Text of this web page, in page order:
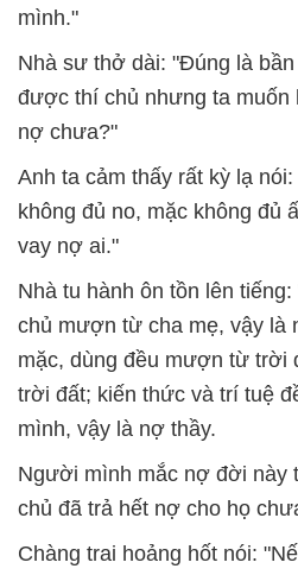
mình."
Nhà sư thở dài: "Đúng là
được thí chủ nhưng ta muốn
nợ chưa?"
Anh ta cảm thấy rất kỳ lạ
không đủ no, mặc không đủ
vay nợ ai."
Nhà tu hành ôn tồn lên
chủ mượn từ cha mẹ, vậy là
mặc, dùng đều mượn từ trời
trời đất; kiến thức và trí tuệ
mình, vậy là nợ thầy.
Người mình mắc nợ đời này
chủ đã trả hết nợ cho họ
Chàng trai hoảng hốt nói: